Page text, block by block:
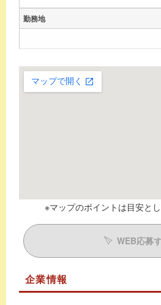
勤務地
※マップのポイントは目安とし
WEB応募
企業情報